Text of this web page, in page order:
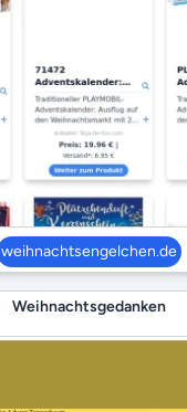
weihnachtsengelchen.de
Weihnachtsgedanken